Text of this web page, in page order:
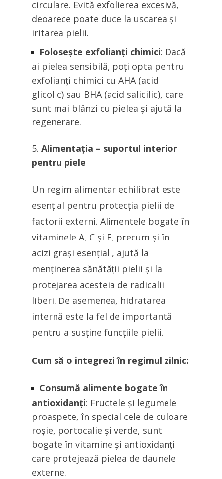
circulare. Evită exfolierea excesivă,
deoarece poate duce la uscarea și
iritarea pielii.
Folosește exfolianți chimici: Dacă
ai pielea sensibilă, poți opta pentru
exfolianți chimici cu AHA (acid
glicolic) sau BHA (acid salicilic), care
sunt mai blânzi cu pielea și ajută la
regenerare.
Alimentația – suportul interior
pentru piele
Un regim alimentar echilibrat este
esențial pentru protecția pielii de
factorii externi. Alimentele bogate în
vitaminele A, C și E, precum și în
acizi grași esențiali, ajută la
menținerea sănătății pielii și la
protejarea acesteia de radicalii
liberi. De asemenea, hidratarea
internă este la fel de importantă
pentru a susține funcțiile pielii.
Cum să o integrezi în regimul zilnic:
Consumă alimente bogate în
antioxidanți: Fructele și legumele
proaspete, în special cele de culoare
roșie, portocalie și verde, sunt
bogate în vitamine și antioxidanți
care protejează pielea de daunele
externe.